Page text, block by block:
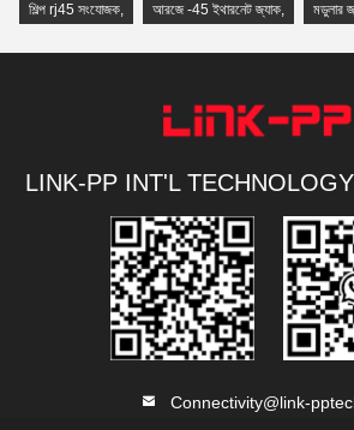
শিল্প rj45 সংযোজক, আরজে -45 ইথারনেট জ্যাক, মডুলার
LINK-PP INT'L
Connectivity@link-